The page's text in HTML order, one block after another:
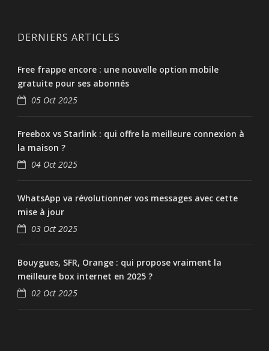
DERNIERS ARTICLES
Free frappe encore : une nouvelle option mobile
gratuite pour ses abonnés
05 Oct 2025
Freebox vs Starlink : qui offre la meilleure connexion à
la maison ?
04 Oct 2025
WhatsApp va révolutionner vos messages avec cette
mise à jour
03 Oct 2025
Bouygues, SFR, Orange : qui propose vraiment la
meilleure box internet en 2025 ?
02 Oct 2025